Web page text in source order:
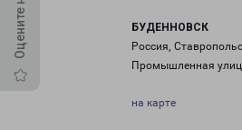
БУДЕННОВСК
Россия,
Промышленная
на карте